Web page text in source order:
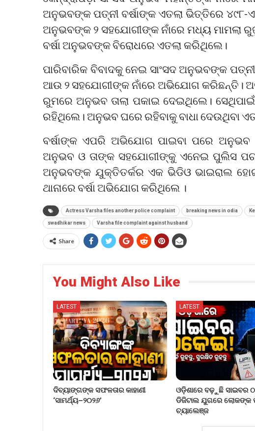
ଅନୁଭବଙ୍କ ପତ୍ନୀ ବର୍ଷାଙ୍କ ଏତଲା ଭିତ୍ତିରେ ୪୯୮-
ଅନୁଭବଙ୍କ ୨ ସହଯୋଗୀଙ୍କ ନାଁରେ ମଧ୍ୟ ମାମଲା
ବର୍ଷା ଅନୁଭବଙ୍କ ବିରୋଧରେ ଏତଲା କରିଥିଲେ।
ପାରିବାରିକ ବିବାଦକୁ ନେଇ ସାଂସଦ ଅନୁଭବଙ୍କ ପତ୍ନୀ
ଆଉ ୨ ସହଯୋଗୀଙ୍କ ନାଁରେ ଅଭିଯୋଗ କରିଛନ୍ତି।
ରୁମରେ ଅନୁଭବ ତାଲା ପକାଇ ଦେଇଥିଲେ।
ରହିଥିଲେ। ଅନୁଭବ ଘରେ ରହିବାକୁ ବାଧା ଦେଉଥିବା
ବର୍ଷାଙ୍କ ଏପରି ଅଭିଯୋଗ ପାଇବା ପରେ
ଅନୁଭବ ଓ ତାଙ୍କ ସହଯୋଗୀଙ୍କୁ ଏନେଇ ପୁଲିସ
ଅନୁଭବଙ୍କ ଯୁକ୍ତିତର୍କର ଏକ ଭିଡିଓ ଭାଇରାଲ
ଥାନାରେ ବର୍ଷା ଅଭିଯୋଗ କରିଥିଲେ ।
Actress Varsha files another police complaint breaking news in odia
swadhikar news Varsha file complaint against husband
Share
You Might Also Like
LATEST
ଦିବ୍ୟାଙ୍ଗଙ୍କ ସଫଳତାର କାହାଣୀ
‘ସାମର୍ଥ୍ୟ–୨୦୨୬’
LATEST
ଓଡ଼ିଶାରେ ବଢ଼ୁଛି ସାଇବର
ଡିଜିଟାଲ ଯୁଗରେ ଲୋକଙ୍କ
ଚ୍ୟାଲେଞ୍ଜ